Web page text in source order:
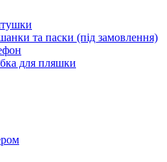
та паски (під замовлення)
для пляшки